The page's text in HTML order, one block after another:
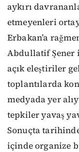
aykırı
etmeyenleri
Erbakan’a
Abdullatif Şener
açık eleştiriler
toplantılarda
medyada yer
tepkiler yavaş
Sonuçta
içinde organize